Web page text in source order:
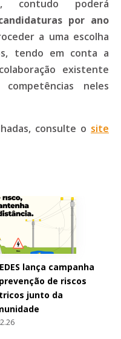
contudo poderá
por ano
a uma escolha
tendo em conta a
existente
neles
consulte o site
lança campanha
de riscos
junto da